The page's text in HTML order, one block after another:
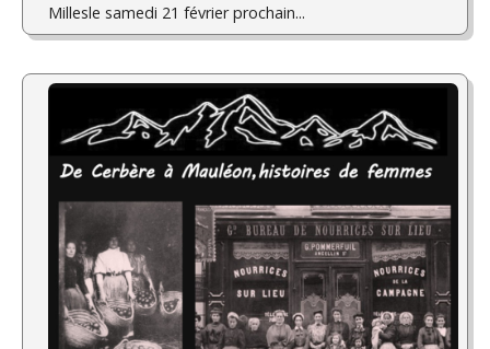
Millesle samedi 21 février prochain...